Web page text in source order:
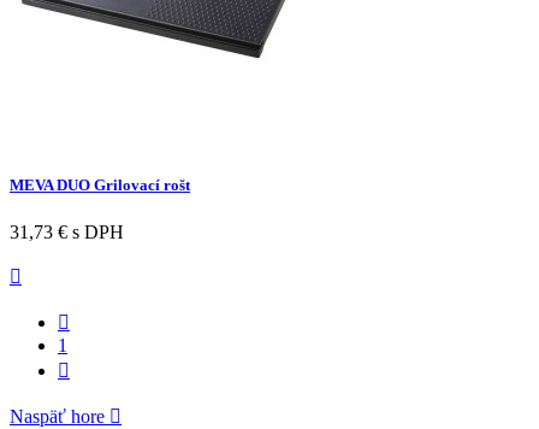
MEVA DUO Grilovací rošt
31,73 € s DPH


1

Naspäť hore 